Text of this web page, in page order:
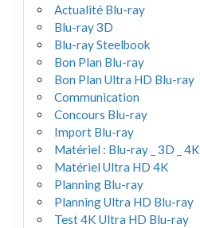
Actualité Blu-ray
Blu-ray 3D
Blu-ray Steelbook
Bon Plan Blu-ray
Bon Plan Ultra HD Blu-ray
Communication
Concours Blu-ray
Import Blu-ray
Matériel : Blu-ray _ 3D _ 4K
Matériel Ultra HD 4K
Planning Blu-ray
Planning Ultra HD Blu-ray
Test 4K Ultra HD Blu-ray